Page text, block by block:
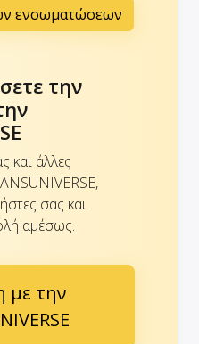
ενσωματώσεων
την
και άλλες
σας και
αμέσως.
με την